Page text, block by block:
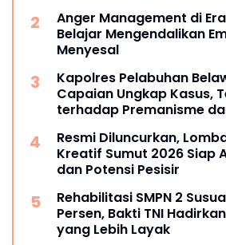
Anger Management di
Belajar Mengendalikan
Menyesal
Kapolres Pelabuhan
Capaian Ungkap Kasus,
terhadap Premanisme
Resmi Diluncurkan,
Kreatif Sumut 2026 Siap
dan Potensi Pesisir
Rehabilitasi SMPN 2
Persen, Bakti TNI
yang Lebih Layak